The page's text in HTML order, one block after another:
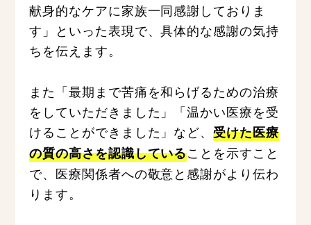
献身的なケアに家族一同感謝しておりま
す」といった表現で、具体的な感謝の気持
ちを伝えます。
また「最期まで苦痛を和らげるための治療
をしていただきました」「温かい医療を受
けることができました」など、受けた医療
の質の高さを認識していることを示すこと
で、医療関係者への敬意と感謝がより伝わ
ります。